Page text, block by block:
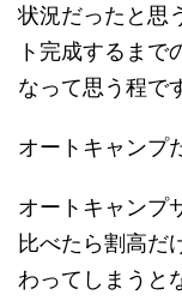
状況だったと思
ト完成するまで
なって思う程で
オートキャンプ
オートキャンプ
比べたら割高だ
わってしまうと